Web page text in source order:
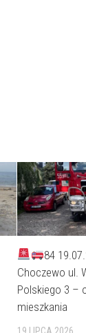
84
Choczewo ul.
Polskiego 3 –
mieszkania
19 LIPCA 2026